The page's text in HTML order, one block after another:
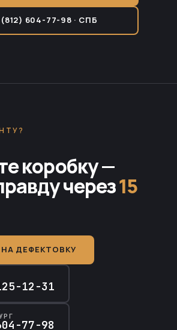
(812) 604-77-98 · СПБ
коробку —
через15
ДЕФЕКТОВКУ
12-31
77-98